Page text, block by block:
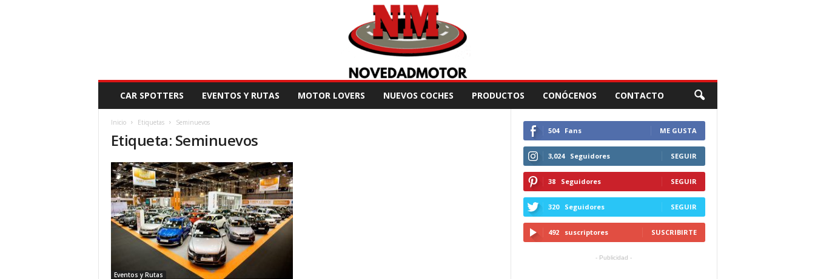
V
CAR SPOTTERS EVENTOS Y RUTAS MOTOR LOVERS NUEVOS COCHES PRODUCTOS CONÓCENOS CONTACTO
Inicio Etiquetas Seminuevos
Etiqueta: Seminuevos
Eventos y Rutas
504 Fans ME GUSTA
3,024 Seguidores SEGUIR
38 Seguidores SEGUIR
320 Seguidores SEGUIR
492 suscriptores SUSCRIBIRTE
- Publicidad -